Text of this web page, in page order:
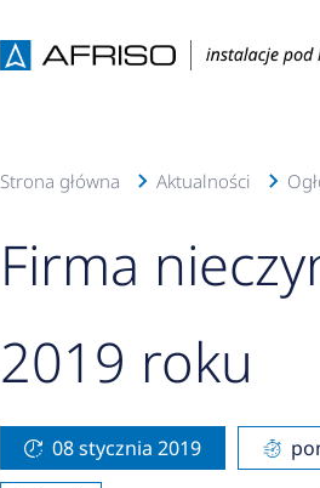
Strona główna Aktualności
Firma
2019 roku
08 stycznia 2019